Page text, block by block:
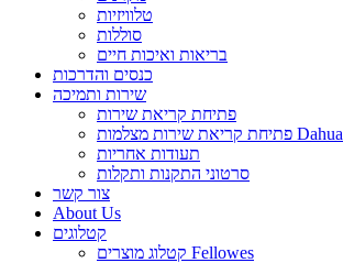
טלוויזיות
סוללות
בריאות ואיכות חיים
כנסים והדרכות
שירות ותמיכה
פתיחת קריאת שירות
פתיחת קריאת שירות מצלמות Dahua
תעודות אחריות
סרטוני התקנות ותקלות
צור קשר
About Us
קטלוגים
קטלוג מוצרים Fellowes